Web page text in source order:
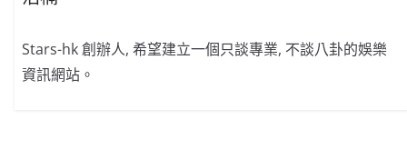
Stars-hk 創辦人, 希望建立一個只談專業, 不談八卦的娛樂
資訊網站。